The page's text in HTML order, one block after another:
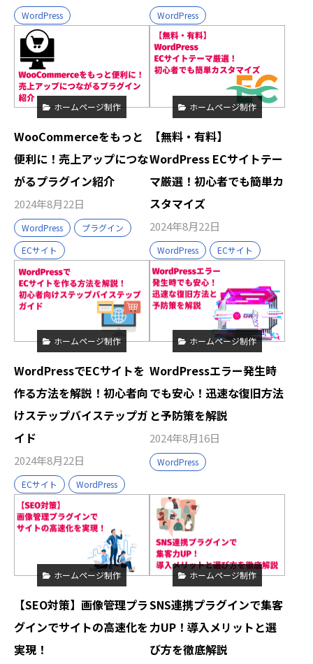
WordPress WordPress
ホームページ制作
WooCommerceをもっと
便利に！売上アップにつな
がるプラグイン紹介
2024年8月22日
WordPress
プラグイン
ECサイト
ホームページ制作
【無料・有料】
WordPress ECサイトテー
マ厳選！初心者でも簡単カ
スタマイズ
2024年8月22日
WordPress ECサイト
ホームページ制作
WordPressでECサイトを
作る方法を解説！初心者向
けステップバイステップガ
イド
2024年8月22日
ECサイト WordPress
ホームページ制作
WordPressエラー発生時
でも安心！迅速な復旧方法
と予防策を解説
2024年8月16日
WordPress
ホームページ制作
【SEO対策】画像管理プラ
グインでサイトの高速化を
実現！
ホームページ制作
SNS連携プラグインで集客
力UP！導入メリットと選
び方を徹底解説